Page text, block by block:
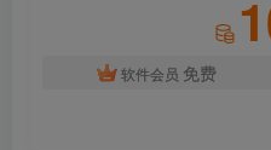
软件会员 免费